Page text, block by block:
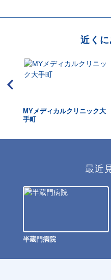
近く
MYメディカルクリニック大
手町
最近
半蔵門病院